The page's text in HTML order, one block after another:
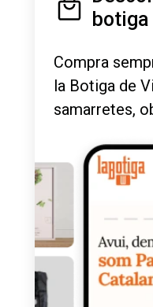
botiga
Compra
la Botiga de
samarretes,